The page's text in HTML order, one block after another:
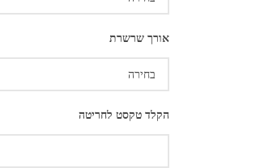
אורך שרשרת
הקלד טקסט לחריטה